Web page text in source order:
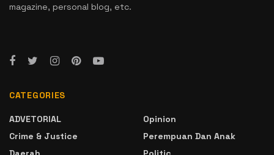
magazine, personal blog, etc.
CATEGORIES
ADVETORIAL
Crime & Justice
Opinion
Perempuan Dan Anak